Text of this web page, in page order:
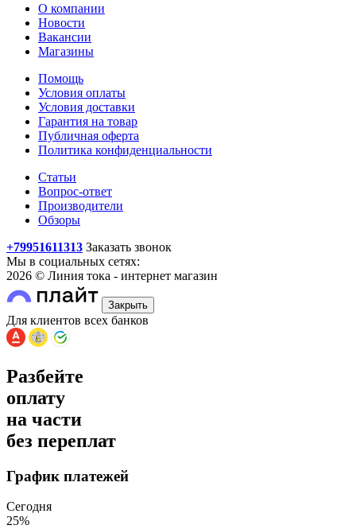
О компании
Новости
Вакансии
Магазины
Помощь
Условия оплаты
Условия доставки
Гарантия на товар
Публичная оферта
Политика конфиденциальности
Статьи
Вопрос-ответ
Производители
Обзоры
+79951611313 Заказать звонок
Мы в социальных сетях:
2026 © Линия тока - интернет магазин
Закрыть
Для клиентов всех банков
Разбейте
оплату
на части
без переплат
График платежей
Сегодня
25%